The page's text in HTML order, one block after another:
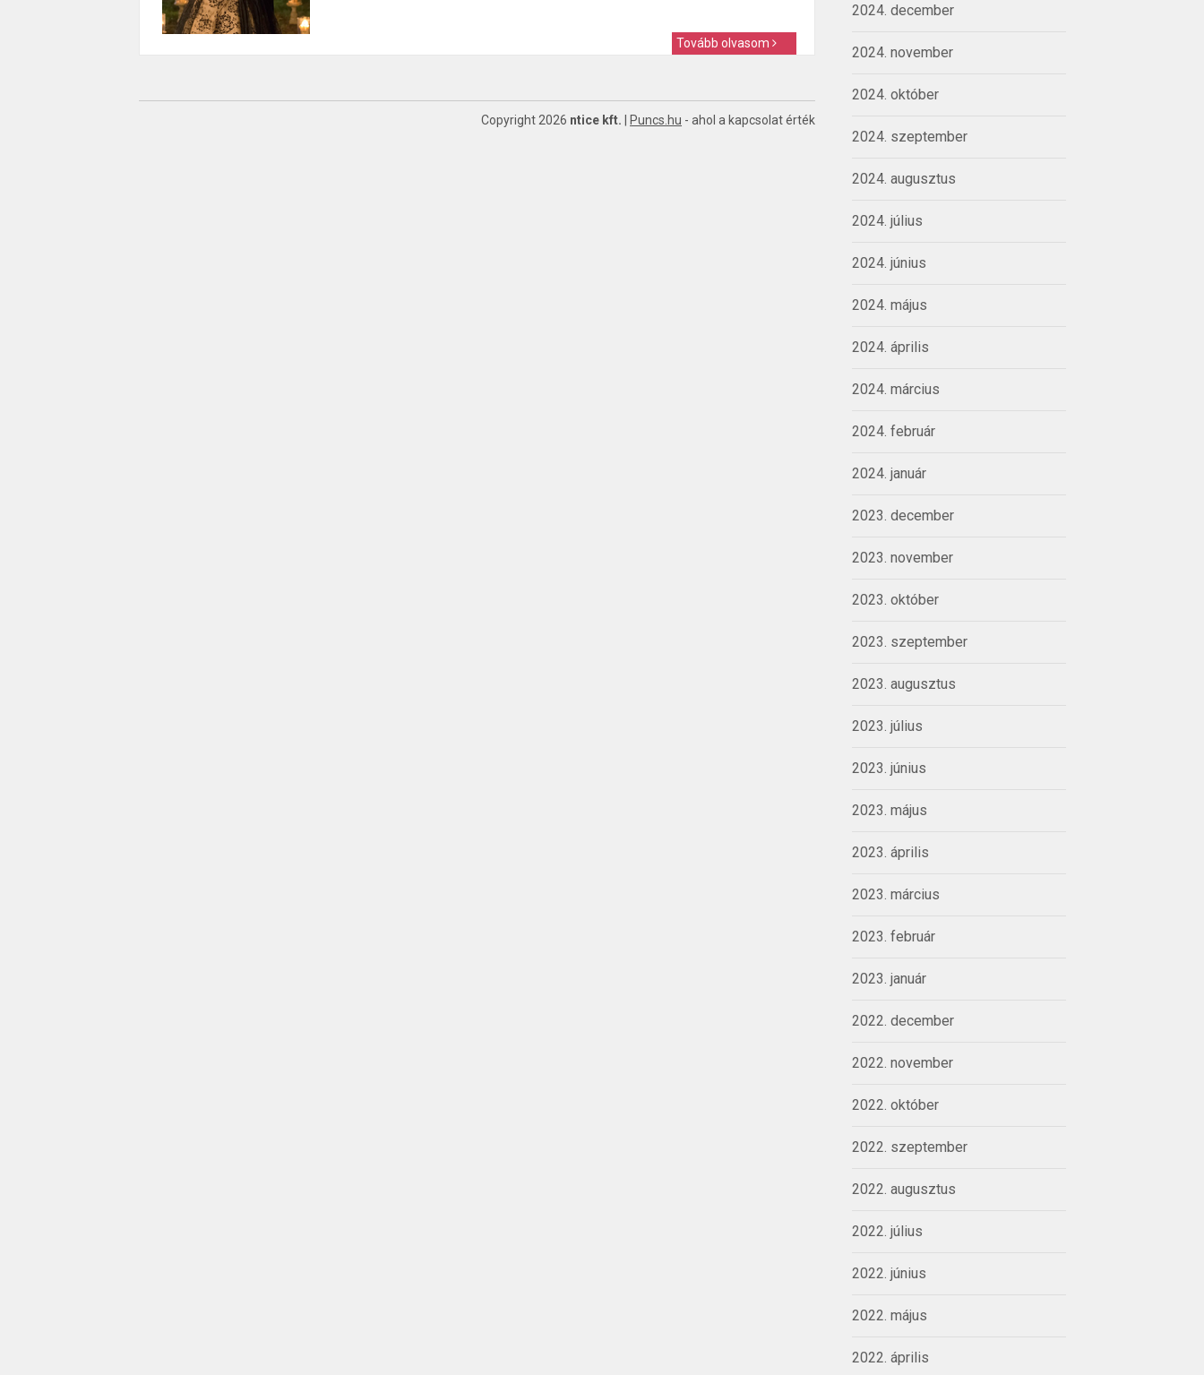
2024. december
2024. november
2024. október
2024. szeptember
2024. augusztus
2024. július
2024. június
2024. május
2024. április
2024. március
2024. február
2024. január
2023. december
2023. november
2023. október
2023. szeptember
2023. augusztus
2023. július
2023. június
2023. május
2023. április
2023. március
2023. február
2023. január
2022. december
2022. november
2022. október
2022. szeptember
2022. augusztus
2022. július
2022. június
2022. május
2022. április
Tovább olvasom
Copyright 2026 ntice kft. Puncs.hu - ahol a kapcsolat érték